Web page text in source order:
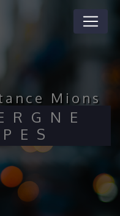
Mions